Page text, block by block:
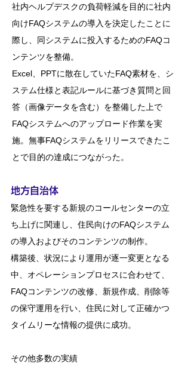
社内ヘルプデスクの負荷軽減を目的に社内
向けFAQシステムの導入を決定したことに
際し、同システムに投入するためのFAQコ
ンテンツを整備。
Excel、PPTに散在していたFAQ素材を、シ
ステム仕様と表記ルールに基づき質問と回
答（画像データを含む）を整備した上で
FAQシステムへのアップロード作業を実
施。無事FAQシステムをリリースできたこ
とで目的の達成につながった。
地方自治体
緊急性を要する新規のコールセンターの立
ち上げに関連し、住民向けのFAQシステム
の導入およびそのコンテンツの制作。
構築後、状況により運用が逐一変更となる
中、オペレーションプロセスに合わせて、
FAQコンテンツの改修、新規作成、削除等
の保守運用を行い、住民に対して正確かつ
タイムリーな情報の提供に成功。
​その他多数の実績